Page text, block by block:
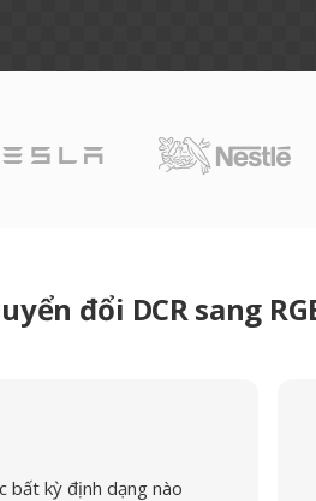
đổi DCR sang
bất kỳ định dạng nào